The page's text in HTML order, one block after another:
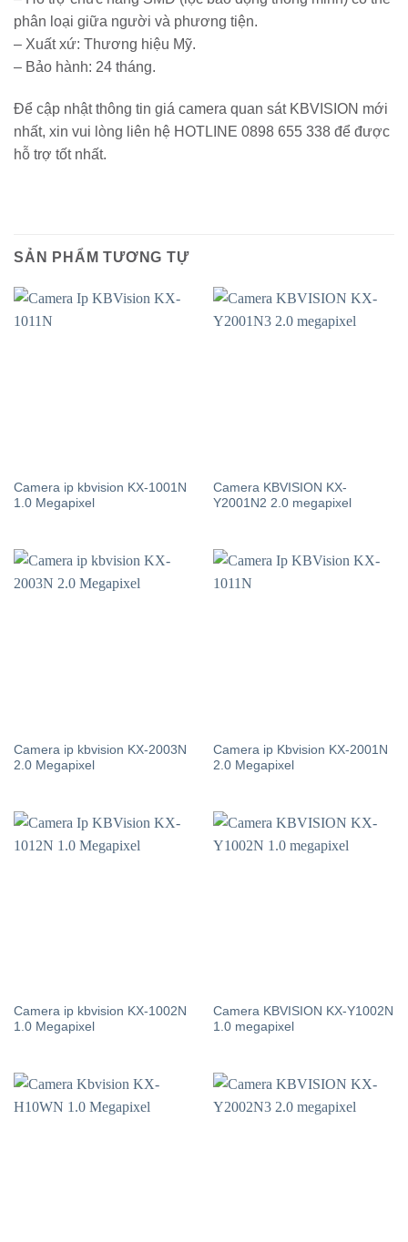
phân loại giữa người và phương tiện.
– Xuất xứ: Thương hiệu Mỹ.
– Bảo hành: 24 tháng.
Để cập nhật thông tin giá camera quan sát KBVISION mới
nhất, xin vui lòng liên hệ HOTLINE 0898 655 338 để được
hỗ trợ tốt nhất.
SẢN PHẨM TƯƠNG TỰ
Camera ip kbvision KX-1001N
1.0 Megapixel
Camera KBVISION KX-
Y2001N2 2.0 megapixel
Camera ip kbvision KX-2003N
2.0 Megapixel
Camera ip Kbvision KX-2001N
2.0 Megapixel
Camera ip kbvision KX-1002N
1.0 Megapixel
Camera KBVISION KX-Y1002N
1.0 megapixel